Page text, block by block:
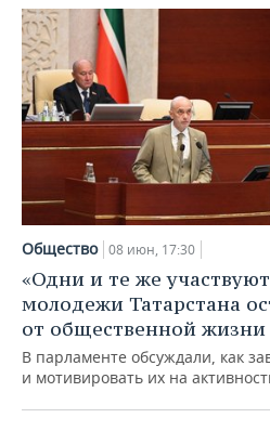
Общество 08 июн, 17:30
«Одни и те же
молодежи Татарстана
от общественной жизни
В парламенте обсуждали, как
и мотивировать их на